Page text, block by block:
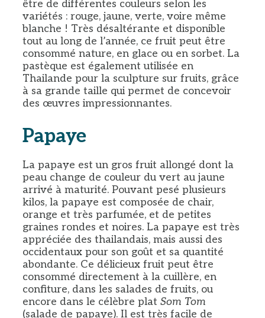
être de différentes couleurs selon les
variétés : rouge, jaune, verte, voire même
blanche ! Très désaltérante et disponible
tout au long de l’année, ce fruit peut être
consommé nature, en glace ou en sorbet. La
pastèque est également utilisée en
Thailande pour la sculpture sur fruits, grâce
à sa grande taille qui permet de concevoir
des œuvres impressionnantes.
Papaye
La papaye est un gros fruit allongé dont la
peau change de couleur du vert au jaune
arrivé à maturité. Pouvant pesé plusieurs
kilos, la papaye est composée de chair,
orange et très parfumée, et de petites
graines rondes et noires. La papaye est très
appréciée des thailandais, mais aussi des
occidentaux pour son goût et sa quantité
abondante. Ce délicieux fruit peut être
consommé directement à la cuillère, en
confiture, dans les salades de fruits, ou
encore dans le célèbre plat Som Tom
(salade de papaye). Il est très facile de